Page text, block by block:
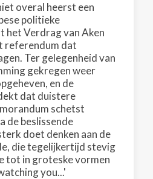
overal heerst een
politieke
het Verdrag van Aken
referendum dat
Ter gelegenheid van
gekregen weer
en de
dat duistere
schetst
de beslissende
doet denken aan de
die tegelijkertijd stevig
tot in groteske vormen
you...'